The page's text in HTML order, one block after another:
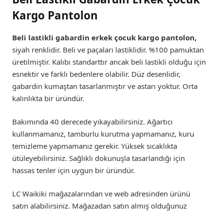
Kargo Pantolon
Beli lastikli gabardin erkek çocuk kargo pantolon,
siyah renklidir. Beli ve paçaları lastiklidir. %100 pamuktan
üretilmiştir. Kalıbı standarttır ancak beli lastikli olduğu için
esnektir ve farklı bedenlere olabilir. Düz desenlidir,
gabardin kumaştan tasarlanmıştır ve astarı yoktur. Orta
kalınlıkta bir üründür.
Bakımında 40 derecede yıkayabilirsiniz. Ağartıcı
kullanmamanız, tamburlu kurutma yapmamanız, kuru
temizleme yapmamanız gerekir. Yüksek sıcaklıkta
ütüleyebilirsiniz. Sağlıklı dokunuşla tasarlandığı için
hassas tenler için uygun bir üründür.
LC Waikiki mağazalarından ve web adresinden ürünü
satın alabilirsiniz. Mağazadan satın almış olduğunuz